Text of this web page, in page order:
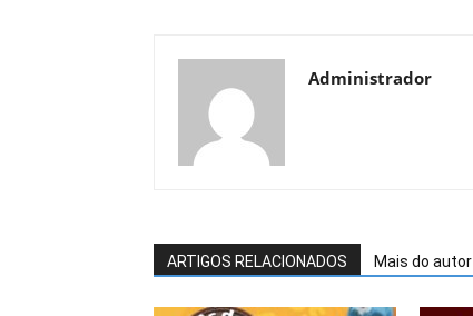
Administrador
ARTIGOS RELACIONADOS Mais do autor